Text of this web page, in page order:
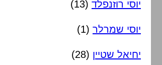
יוסי רוזנפלד (13)
יוסי שמרלר (1)
יחיאל שטיין (28)